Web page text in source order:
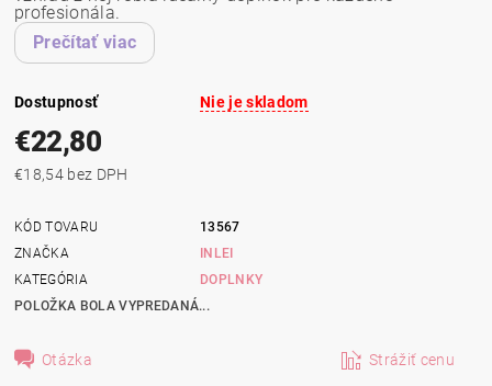
profesionála.
Prečítať viac
Dostupnosť Nie je skladom
€22,80
€18,54 bez DPH
KÓD TOVARU
13567
ZNAČKA
INLEI
KATEGÓRIA
DOPLNKY
POLOŽKA BOLA VYPREDANÁ...
Otázka Strážiť cenu